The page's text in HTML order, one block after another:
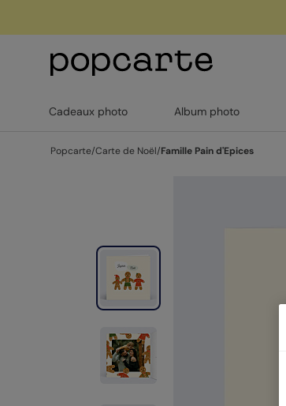
Cadeaux photo Album photo
Popcarte/Carte de Noël/Famille Pain d'Epices